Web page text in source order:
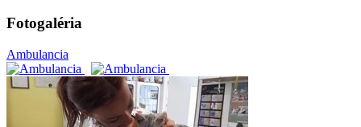
Fotogaléria
Ambulancia